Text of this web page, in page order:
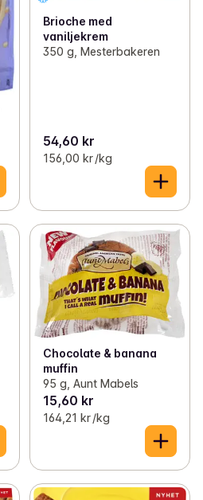
Brioche med
vaniljekrem
350 g, Mesterbakeren
54,60 kr
156,00 kr /kg
Chocolate & banana
muffin
95 g, Aunt Mabels
15,60 kr
164,21 kr /kg